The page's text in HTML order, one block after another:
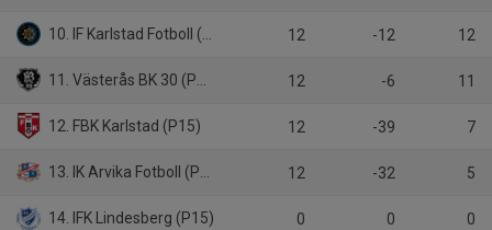
10. IF Karlstad Fotboll (P15) 12 -12 12
11. Västerås BK 30 (P15) 12 -6 11
12. FBK Karlstad (P15) 12 -39 7
13. IK Arvika Fotboll (P15) 12 -32 5
14. IFK Lindesberg (P15) 0 0 0